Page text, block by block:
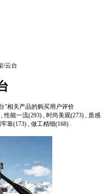
/云台
”相关产品的购买用户评价
性能一流(293) , 时尚美观(273) , 质感
靠(173) , 做工精细(168) .